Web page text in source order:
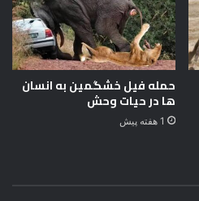
حمله فیل خشگمین به انسان
ها در حیات وحش
1 هفته پیش